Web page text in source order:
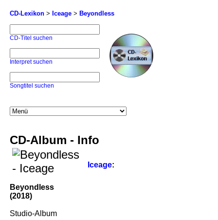
CD-Lexikon > Iceage > Beyondless
CD-Titel suchen
Interpret suchen
Songtitel suchen
CD-Album - Info
Iceage:
Beyondless
(2018)
Studio-Album